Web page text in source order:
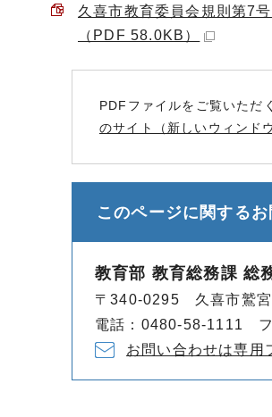
久喜市教育委員会規則第7
（PDF 58.0KB）
PDFファイルをご覧いただ
のサイト（新しいウィンドウ
このページに関する
教育部 教育総務課 総
〒340-0295 久喜市鷲宮
電話：0480-58-1111
お問い合わせは専用